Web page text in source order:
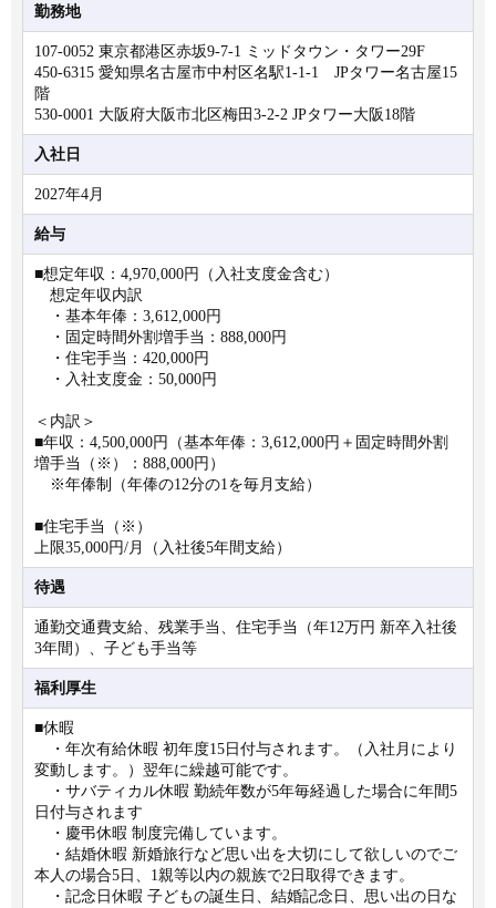
勤務地
107-0052 東京都港区赤坂9-7-1 ミッドタウン・タワー29F
450-6315 愛知県名古屋市中村区名駅1-1-1 JPタワー名古屋15
階
530-0001 大阪府大阪市北区梅田3-2-2 JPタワー大阪18階
入社日
2027年4月
給与
■想定年収：4,970,000円（入社支度金含む）
想定年収内訳
・基本年俸：3,612,000円
・固定時間外割増手当：888,000円
・住宅手当：420,000円
・入社支度金：50,000円
＜内訳＞
■年収：4,500,000円（基本年俸：3,612,000円＋固定時間外割
増手当（※）：888,000円）
※年俸制（年俸の12分の1を毎月支給）
■住宅手当（※）
上限35,000円/月（入社後5年間支給）
待遇
通勤交通費支給、残業手当、住宅手当（年12万円 新卒入社後
3年間）、子ども手当等
福利厚生
■休暇
・年次有給休暇 初年度15日付与されます。（入社月により
変動します。）翌年に繰越可能です。
・サバティカル休暇 勤続年数が5年毎経過した場合に年間5
日付与されます
・慶弔休暇 制度完備しています。
・結婚休暇 新婚旅行など思い出を大切にして欲しいのでご
本人の場合5日、1親等以内の親族で2日取得できます。
・記念日休暇 子どもの誕生日、結婚記念日、思い出の日な